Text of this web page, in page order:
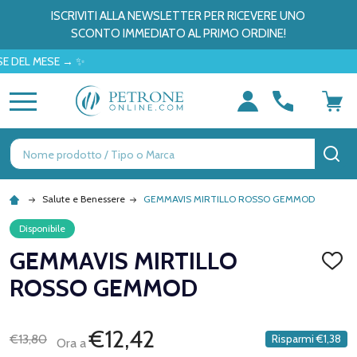
ISCRIVITI ALLA NEWSLETTER PER RICEVERE UNO
SCONTO IMMEDIATO AL PRIMO ORDINE!
MESE → ✨
Ricerca
Salute e Benessere GEMMAVIS MIRTILLO ROSSO GEMMOD
Disponibile
GEMMAVIS MIRTILLO
ROSSO GEMMOD
€13,80
Ora a€12,42 Risparmi €1,38